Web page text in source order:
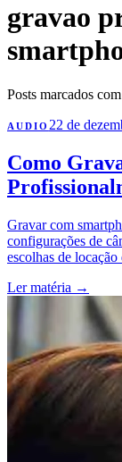
gravao
Posts marcados
AUDIO 22 de
Como
Gravar com
configurações de
escolhas de
Ler matéria →